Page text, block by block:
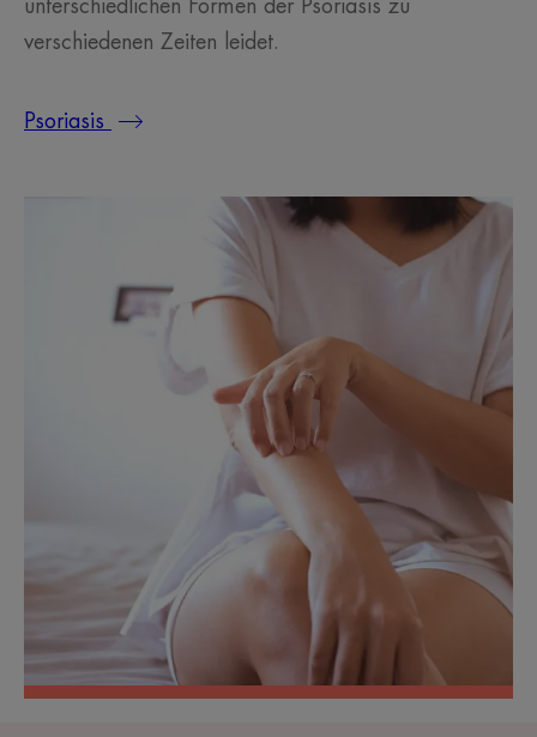
unterschiedlichen Formen der Psoriasis zu
verschiedenen Zeiten leidet.
Psoriasis